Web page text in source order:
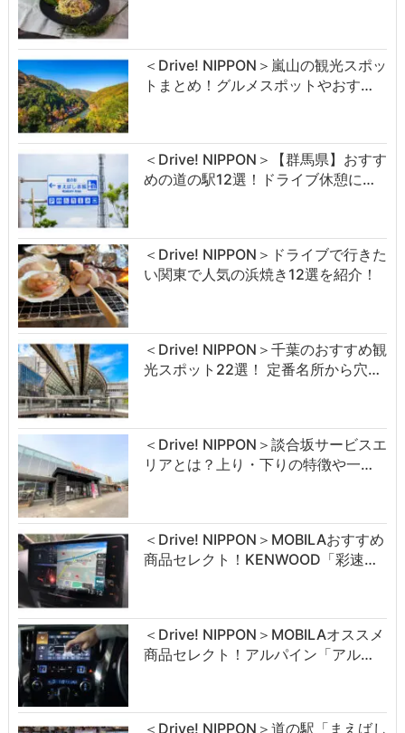
＜Drive! NIPPON＞嵐山の観光スポッ
トまとめ！グルメスポットやおす…
＜Drive! NIPPON＞【群馬県】おすす
めの道の駅12選！ドライブ休憩に…
＜Drive! NIPPON＞ドライブで行きた
い関東で人気の浜焼き12選を紹介！
＜Drive! NIPPON＞千葉のおすすめ観
光スポット22選！ 定番名所から穴…
＜Drive! NIPPON＞談合坂サービスエ
リアとは？上り・下りの特徴や一…
＜Drive! NIPPON＞MOBILAおすすめ
商品セレクト！KENWOOD「彩速…
＜Drive! NIPPON＞MOBILAオススメ
商品セレクト！アルパイン「アル…
＜Drive! NIPPON＞道の駅「まえばし